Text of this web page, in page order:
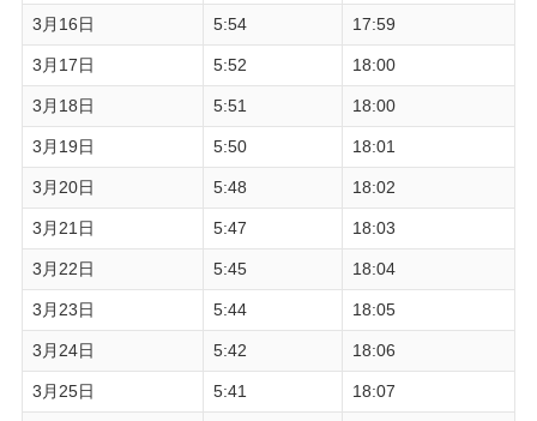
3月16日 5:54 17:59
3月17日 5:52 18:00
3月18日 5:51 18:00
3月19日 5:50 18:01
3月20日 5:48 18:02
3月21日 5:47 18:03
3月22日 5:45 18:04
3月23日 5:44 18:05
3月24日 5:42 18:06
3月25日 5:41 18:07